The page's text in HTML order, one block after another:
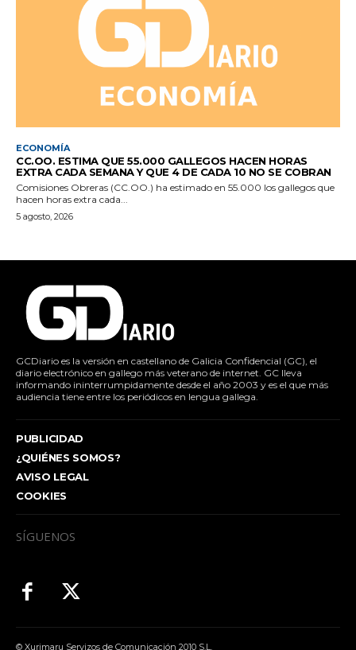
ECONOMÍA
CC.OO. ESTIMA QUE 55.000 GALLEGOS HACEN HORAS
EXTRA CADA SEMANA Y QUE 4 DE CADA 10 NO SE COBRAN
Comisiones Obreras (CC.OO.) ha estimado en 55.000 los gallegos que
hacen horas extra cada...
5 agosto, 2026
GCDiario es la versión en castellano de Galicia Confidencial (GC), el
diario electrónico en gallego más veterano de internet. GC lleva
informando ininterrumpidamente desde el año 2003 y es el que más
audiencia tiene entre los periódicos en lengua gallega.
PUBLICIDAD
¿QUIÉNES SOMOS?
AVISO LEGAL
COOKIES
SÍGUENOS
© Xurimaru Servizos de Comunicación 2010 S.L.